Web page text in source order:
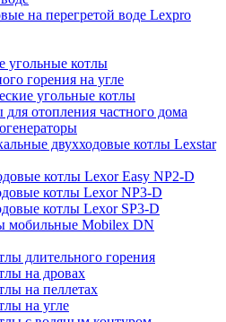
на перегретой воде Lexpro
угольные котлы
горения на угле
угольные котлы
отопления частного дома
двухходовые котлы Lexstar
котлы Lexor Easy NP2-D
котлы Lexor NP3-D
котлы Lexor SP3-D
мобильные Mobilex DN
длительного горения
на дровах
на пеллетах
на угле